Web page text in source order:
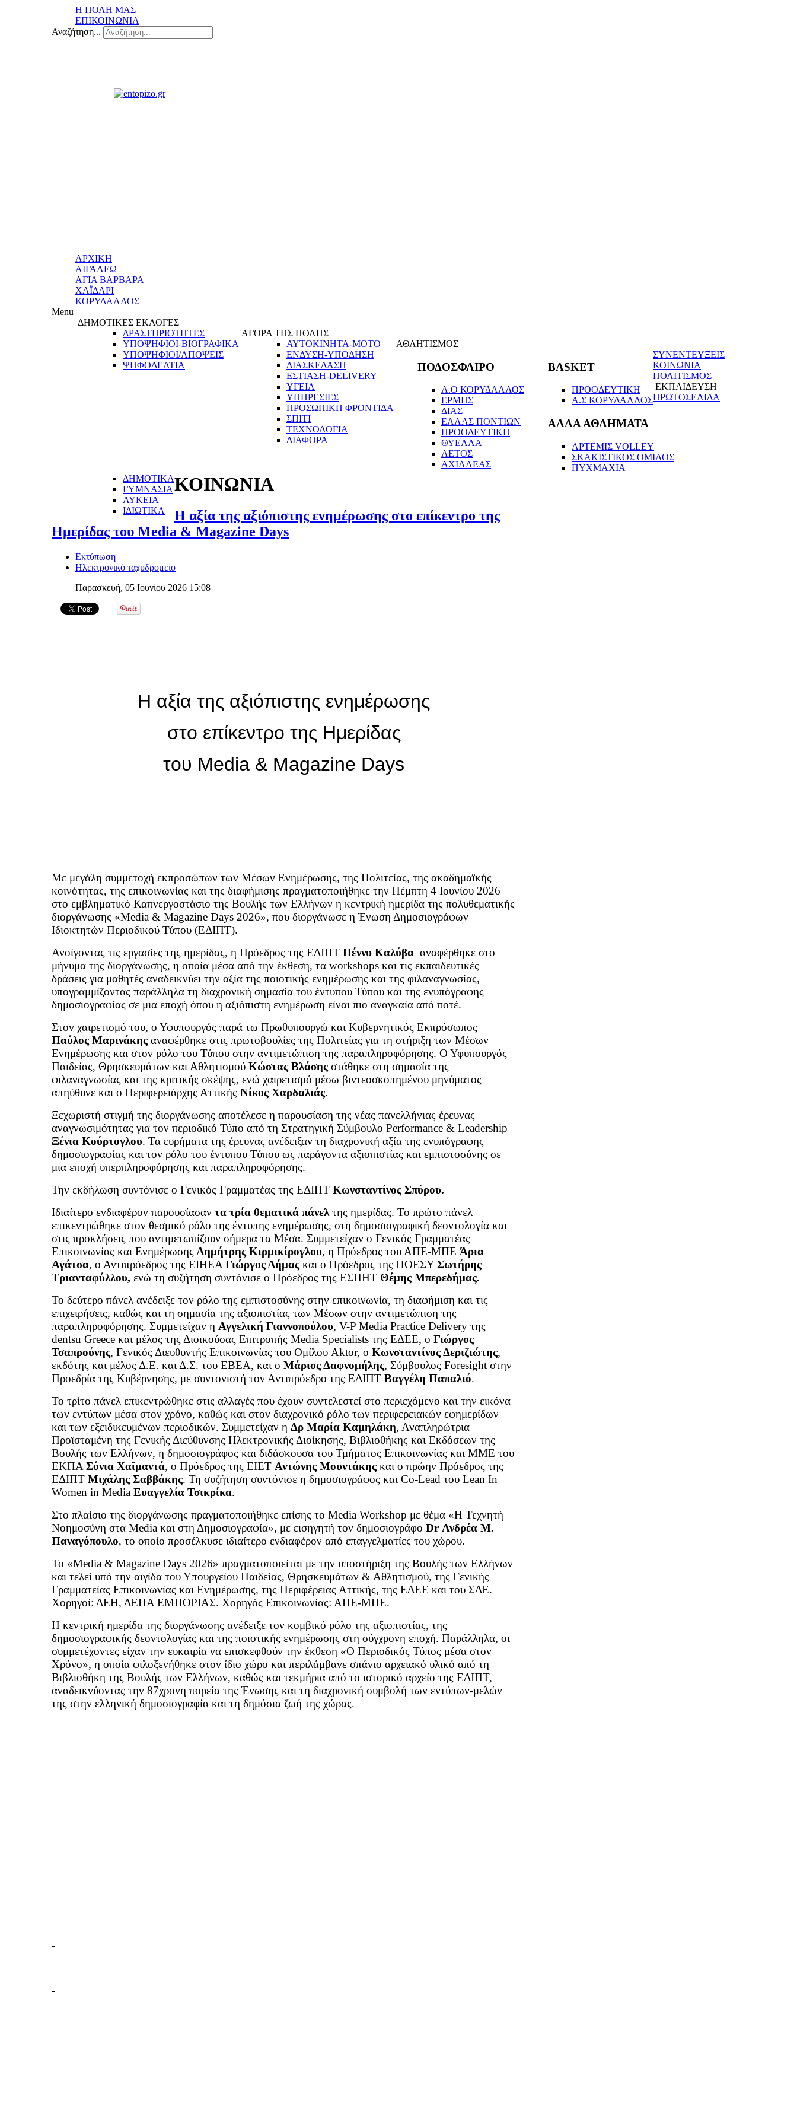
Η ΠΟΛΗ ΜΑΣ
ΕΠΙΚΟΙΝΩΝΙΑ
Αναζήτηση...
ΑΡΧΙΚΗ
ΑΙΓΑΛΕΩ
ΑΓΙΑ ΒΑΡΒΑΡΑ
ΧΑΪΔΑΡΙ
ΚΟΡΥΔΑΛΛΟΣ
Menu
ΔΗΜΟΤΙΚΕΣ ΕΚΛΟΓΕΣ
ΔΡΑΣΤΗΡΙΟΤΗΤΕΣ
ΥΠΟΨΗΦΙΟΙ-ΒΙΟΓΡΑΦΙΚΑ
ΥΠΟΨΗΦΙΟΙ/ΑΠΟΨΕΙΣ
ΨΗΦΟΔΕΛΤΙΑ
ΑΓΟΡΑ ΤΗΣ ΠΟΛΗΣ
ΑΥΤΟΚΙΝΗΤΑ-ΜΟΤΟ
ΕΝΔΥΣΗ-ΥΠΟΔΗΣΗ
ΔΙΑΣΚΕΔΑΣΗ
ΕΣΤΙΑΣΗ-DELIVERY
ΥΓΕΙΑ
ΥΠΗΡΕΣΙΕΣ
ΠΡΟΣΩΠΙΚΗ ΦΡΟΝΤΙΔΑ
ΣΠΙΤΙ
ΤΕΧΝΟΛΟΓΙΑ
ΔΙΑΦΟΡΑ
ΑΘΛΗΤΙΣΜΟΣ
ΠΟΔΟΣΦΑΙΡΟ
Α.Ο ΚΟΡΥΔΑΛΛΟΣ
ΕΡΜΗΣ
ΔΙΑΣ
ΕΛΛΑΣ ΠΟΝΤΙΩΝ
ΠΡΟΟΔΕΥΤΙΚΗ
ΘΥΕΛΛΑ
ΑΕΤΟΣ
ΑΧΙΛΛΕΑΣ
BASKET
ΠΡΟΟΔΕΥΤΙΚΗ
Α.Σ ΚΟΡΥΔΑΛΛΟΣ
ΑΛΛΑ ΑΘΛΗΜΑΤΑ
ΑΡΤΕΜΙΣ VOLLEΥ
ΣΚΑΚΙΣΤΙΚΟΣ ΟΜΙΛΟΣ
ΠΥΧΜΑΧΙΑ
ΣΥΝΕΝΤΕΥΞΕΙΣ
ΚΟΙΝΩΝΙΑ
ΠΟΛΙΤΙΣΜΟΣ
ΕΚΠΑΙΔΕΥΣΗ
ΔΗΜΟΤΙΚΑ
ΓΥΜΝΑΣΙΑ
ΛΥΚΕΙΑ
ΙΔΙΩΤΙΚΑ
ΠΡΩΤΟΣΕΛΙΔΑ
ΚΟΙΝΩΝΙΑ
Η αξία της αξιόπιστης ενημέρωσης στο επίκεντρο της
Ημερίδας του Media & Magazine Days
Εκτύπωση
Ηλεκτρονικό ταχυδρομείο
Παρασκευή, 05 Ιουνίου 2026 15:08
Η αξία της αξιόπιστης ενημέρωσης
στο επίκεντρο της Ημερίδας
του Media & Magazine Days
Με μεγάλη συμμετοχή εκπροσώπων των Μέσων Ενημέρωσης, της Πολιτείας, της ακαδημαϊκής
κοινότητας, της επικοινωνίας και της διαφήμισης πραγματοποιήθηκε την Πέμπτη 4 Ιουνίου 2026
στο εμβληματικό Καπνεργοστάσιο της Βουλής των Ελλήνων η κεντρική ημερίδα της πολυθεματικής
διοργάνωσης «Media & Magazine Days 2026», που διοργάνωσε η Ένωση Δημοσιογράφων
Ιδιοκτητών Περιοδικού Τύπου (ΕΔΙΠΤ).
Ανοίγοντας τις εργασίες της ημερίδας, η Πρόεδρος της ΕΔΙΠΤ Πέννυ Καλύβα αναφέρθηκε στο
μήνυμα της διοργάνωσης, η οποία μέσα από την έκθεση, τα workshops και τις εκπαιδευτικές
δράσεις για μαθητές αναδεικνύει την αξία της ποιοτικής ενημέρωσης και της φιλαναγνωσίας,
υπογραμμίζοντας παράλληλα τη διαχρονική σημασία του έντυπου Τύπου και της ενυπόγραφης
δημοσιογραφίας σε μια εποχή όπου η αξιόπιστη ενημέρωση είναι πιο αναγκαία από ποτέ.
Στον χαιρετισμό του, ο Υφυπουργός παρά τω Πρωθυπουργώ και Κυβερνητικός Εκπρόσωπος
Παύλος Μαρινάκης αναφέρθηκε στις πρωτοβουλίες της Πολιτείας για τη στήριξη των Μέσων
Ενημέρωσης και στον ρόλο του Τύπου στην αντιμετώπιση της παραπληροφόρησης. Ο Υφυπουργός
Παιδείας, Θρησκευμάτων και Αθλητισμού Κώστας Βλάσης στάθηκε στη σημασία της
φιλαναγνωσίας και της κριτικής σκέψης, ενώ χαιρετισμό μέσω βιντεοσκοπημένου μηνύματος
απηύθυνε και ο Περιφερειάρχης Αττικής Νίκος Χαρδαλιάς.
Ξεχωριστή στιγμή της διοργάνωσης αποτέλεσε η παρουσίαση της νέας πανελλήνιας έρευνας
αναγνωσιμότητας για τον περιοδικό Τύπο από τη Στρατηγική Σύμβουλο Performance & Leadership
Ξένια Κούρτογλου. Τα ευρήματα της έρευνας ανέδειξαν τη διαχρονική αξία της ενυπόγραφης
δημοσιογραφίας και τον ρόλο του έντυπου Τύπου ως παράγοντα αξιοπιστίας και εμπιστοσύνης σε
μια εποχή υπερπληροφόρησης και παραπληροφόρησης.
Την εκδήλωση συντόνισε ο Γενικός Γραμματέας της ΕΔΙΠΤ Κωνσταντίνος Σπύρου.
Ιδιαίτερο ενδιαφέρον παρουσίασαν τα τρία θεματικά πάνελτης ημερίδας. Το πρώτο πάνελ
επικεντρώθηκε στον θεσμικό ρόλο της έντυπης ενημέρωσης, στη δημοσιογραφική δεοντολογία και
στις προκλήσεις που αντιμετωπίζουν σήμερα τα Μέσα. Συμμετείχαν ο Γενικός Γραμματέας
Επικοινωνίας και Ενημέρωσης Δημήτρης Κιρμικίρογλου, η Πρόεδρος του ΑΠΕ-ΜΠΕ Άρια
Αγάτσα, ο Αντιπρόεδρος της ΕΙΗΕΑΓιώργος Δήμας και ο Πρόεδρος της ΠΟΕΣΥΣωτήρης
Τριανταφύλλου, ενώ τη συζήτηση συντόνισε ο Πρόεδρος της ΕΣΠΗΤ Θέμης Μπερεδήμας.
Το δεύτερο πάνελ ανέδειξε τον ρόλο της εμπιστοσύνης στην επικοινωνία, τη διαφήμιση και τις
επιχειρήσεις, καθώς και τη σημασία της αξιοπιστίας των Μέσων στην αντιμετώπιση της
παραπληροφόρησης. Συμμετείχαν η Αγγελική Γιαννοπούλου, V-P Media Practice Delivery της
dentsu Greece και μέλος της Διοικούσας Επιτροπής Media Specialists της ΕΔΕΕ, ο Γιώργος
Τσαπρούνης, Γενικός Διευθυντής Επικοινωνίας του Ομίλου Aktor, ο Κωνσταντίνος Δεριζιώτης,
εκδότης και μέλος Δ.Ε. και Δ.Σ. του ΕΒΕΑ, και ο Μάριος Δαφνομήλης, Σύμβουλος Foresight στην
Προεδρία της Κυβέρνησης, με συντονιστή τον Αντιπρόεδρο της ΕΔΙΠΤ Βαγγέλη Παπαλιό.
Το τρίτο πάνελ επικεντρώθηκε στις αλλαγές που έχουν συντελεστεί στο περιεχόμενο και την εικόνα
των εντύπων μέσα στον χρόνο, καθώς και στον διαχρονικό ρόλο των περιφερειακών εφημερίδων
και των εξειδικευμένων περιοδικών. Συμμετείχαν η Δρ Μαρία Καμηλάκη, Αναπληρώτρια
Προϊσταμένη της Γενικής Διεύθυνσης Ηλεκτρονικής Διοίκησης, Βιβλιοθήκης και Εκδόσεων της
Βουλής των Ελλήνων, η δημοσιογράφος και διδάσκουσα του Τμήματος Επικοινωνίας και ΜΜΕ του
ΕΚΠΑΣόνια Χαϊμαντά, ο Πρόεδρος της ΕΙΕΤ Αντώνης Μουντάκης και ο πρώην Πρόεδρος της
ΕΔΙΠΤ Μιχάλης Σαββάκης. Τη συζήτηση συντόνισε η δημοσιογράφος και Co-Lead του Lean In
Women in Media Ευαγγελία Τσικρίκα.
Στο πλαίσιο της διοργάνωσης πραγματοποιήθηκε επίσης το Media Workshop με θέμα «Η Τεχνητή
Νοημοσύνη στα Media και στη Δημοσιογραφία», με εισηγητή τον δημοσιογράφο Dr Ανδρέα Μ.
Παναγόπουλο, το οποίο προσέλκυσε ιδιαίτερο ενδιαφέρον από επαγγελματίες του χώρου.
Το «Media & Magazine Days 2026» πραγματοποιείται με την υποστήριξη της Βουλής των Ελλήνων
και τελεί υπό την αιγίδα του Υπουργείου Παιδείας, Θρησκευμάτων & Αθλητισμού, της Γενικής
Γραμματείας Επικοινωνίας και Ενημέρωσης, της Περιφέρειας Αττικής, της ΕΔΕΕ και του ΣΔΕ.
Χορηγοί: ΔΕΗ, ΔΕΠΑ ΕΜΠΟΡΙΑΣ. Χορηγός Επικοινωνίας: ΑΠΕ-ΜΠΕ.
Η κεντρική ημερίδα της διοργάνωσης ανέδειξε τον κομβικό ρόλο της αξιοπιστίας, της
δημοσιογραφικής δεοντολογίας και της ποιοτικής ενημέρωσης στη σύγχρονη εποχή. Παράλληλα, οι
συμμετέχοντες είχαν την ευκαιρία να επισκεφθούν την έκθεση «Ο Περιοδικός Τύπος μέσα στον
Χρόνο», η οποία φιλοξενήθηκε στον ίδιο χώρο και περιλάμβανε σπάνιο αρχειακό υλικό από τη
Βιβλιοθήκη της Βουλής των Ελλήνων, καθώς και τεκμήρια από το ιστορικό αρχείο της ΕΔΙΠΤ,
αναδεικνύοντας την 87χρονη πορεία της Ένωσης και τη διαχρονική συμβολή των εντύπων-μελών
της στην ελληνική δημοσιογραφία και τη δημόσια ζωή της χώρας.